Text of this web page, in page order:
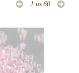
1 из 60